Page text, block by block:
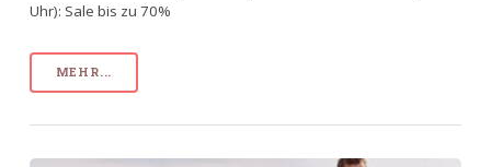
Uhr): Sale bis zu 70%
MEHR...